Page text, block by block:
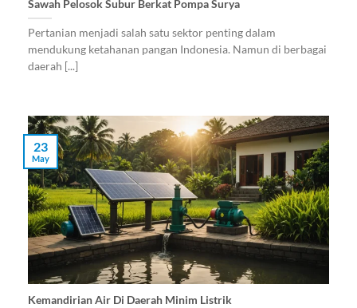
Sawah Pelosok Subur Berkat Pompa Surya
Pertanian menjadi salah satu sektor penting dalam
mendukung ketahanan pangan Indonesia. Namun di berbagai
daerah [...]
Kemandirian Air Di Daerah Minim Listrik
23
May